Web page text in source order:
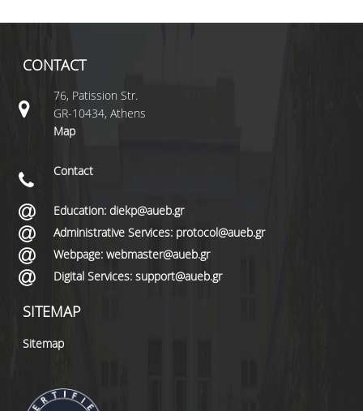
CONTACT
76, Patission Str.
GR-10434, Athens
Map
Contact
Education: diekp@aueb.gr
Administrative Services: protocol@aueb.gr
Webpage: webmaster@aueb.gr
Digital Services: support@aueb.gr
SITEMAP
Sitemap